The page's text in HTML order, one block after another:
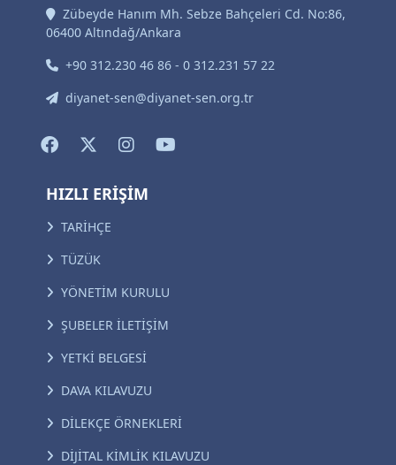
Zübeyde Hanım Mh. Sebze Bahçeleri Cd. No:86,
06400 Altındağ/Ankara
+90 312.230 46 86 - 0 312.231 57 22
diyanet-sen@diyanet-sen.org.tr
HIZLI ERİŞİM
TARİHÇE
TÜZÜK
YÖNETİM KURULU
ŞUBELER İLETİŞİM
YETKİ BELGESİ
DAVA KILAVUZU
DİLEKÇE ÖRNEKLERİ
DİJİTAL KİMLİK KILAVUZU